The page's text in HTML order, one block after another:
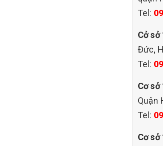
Tel:
Cở sở
Đức,
Tel:
Cơ sở
Quận
Tel:
Cơ sở